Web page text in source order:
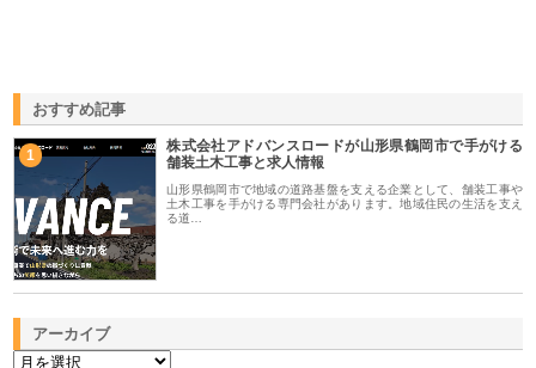
おすすめ記事
1
株式会社アドバンスロードが山形県鶴岡市で手がける
舗装土木工事と求人情報
山形県鶴岡市で地域の道路基盤を支える企業として、舗装工事や
土木工事を手がける専門会社があります。地域住民の生活を支え
る道…
アーカイブ